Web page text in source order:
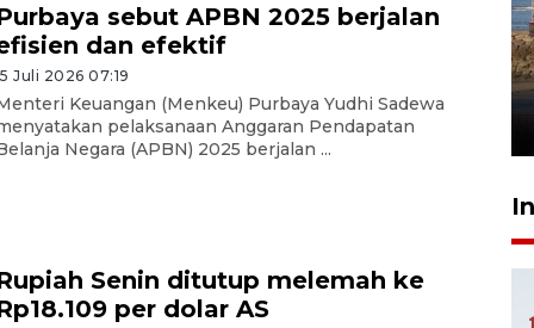
sebut APBN 2025 berjalan
dan efektif
Juli 2026 07:19
Keuangan (Menkeu) Purbaya Yudhi Sadewa
pelaksanaan Anggaran Pendapatan
Negara (APBN) 2025 berjalan ...
Senin ditutup melemah ke
per dolar AS
Kemen LH, KKP, dan Gubernur
Bali tanam ribuan bibit
mangrove
26 Juli 2026 21:18